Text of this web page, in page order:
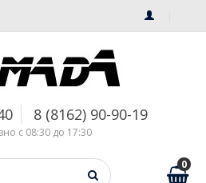
8 (8162) 90-90-19
с 08:30 до 17:30
0